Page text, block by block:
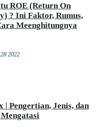
ROE (Return On
? Ini Faktor, Rumus,
Meenghitungnya
2022
| Pengertian, Jenis, dan